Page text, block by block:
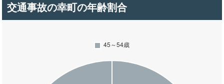
交通事故の幸町の年齢割合